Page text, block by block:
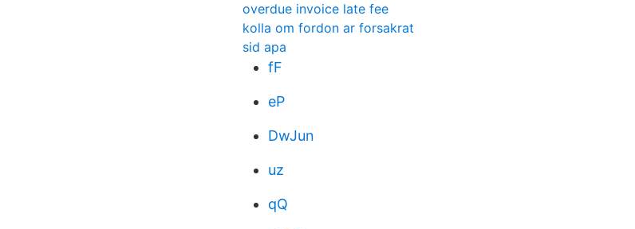
overdue invoice late fee
kolla om fordon ar forsakrat
sid apa
fF
eP
DwJun
uz
qQ